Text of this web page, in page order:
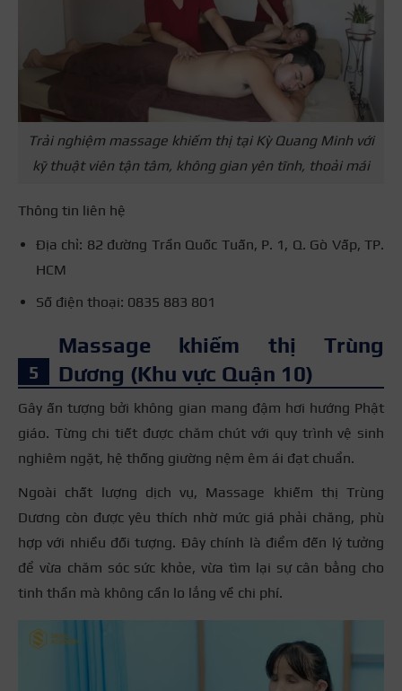
Trải nghiệm massage khiếm thị tại Kỳ Quang Minh với
kỹ thuật viên tận tâm, không gian yên tĩnh, thoải mái
Thông tin liên hệ
Địa chỉ: 82 đường Trần Quốc Tuấn, P. 1, Q. Gò Vấp, TP.
HCM
Số điện thoại: 0835 883 801
Massage khiếm thị Trùng
Dương (Khu vực Quận 10)
Gây ấn tượng bởi không gian mang đậm hơi hướng Phật
giáo. Từng chi tiết được chăm chút với quy trình vệ sinh
nghiêm ngặt, hệ thống giường nệm êm ái đạt chuẩn.
Ngoài chất lượng dịch vụ, Massage khiếm thị Trùng
Dương còn được yêu thích nhờ mức giá phải chăng, phù
hợp với nhiều đối tượng. Đây chính là điểm đến lý tưởng
để vừa chăm sóc sức khỏe, vừa tìm lại sự cân bằng cho
tinh thần mà không cần lo lắng về chi phí.